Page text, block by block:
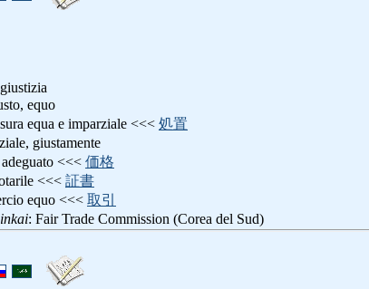
equo
equa e imparziale <<< 処置
giustamente
<<< 価格
<<< 証書
equo <<< 取引
: Fair Trade Commission (Corea del Sud)